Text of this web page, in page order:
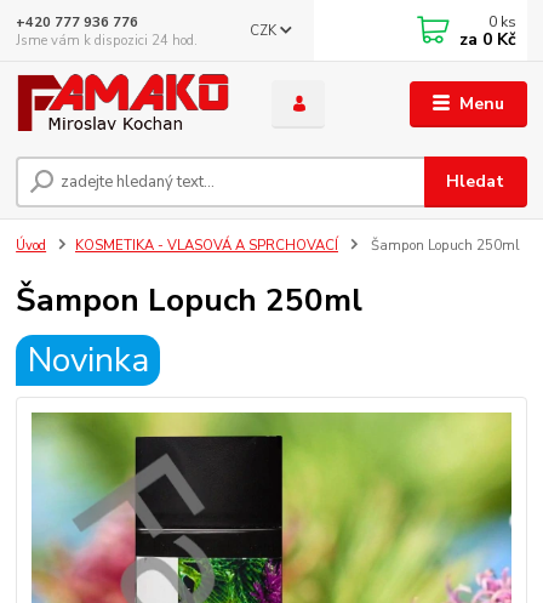
Menu
CZK
Hledat
+420 777 936 776
Jsme vám k dispozici 24 hod.
0 ks
za 0 Kč
Úvod KOSMETIKA - VLASOVÁ A SPRCHOVACÍ Šampon Lopuch 250ml
Šampon Lopuch 250ml
Novinka